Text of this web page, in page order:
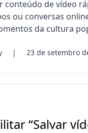
conteúdo de vídeo
ou conversas
da cultura
| 23 de setembro
“Salvar